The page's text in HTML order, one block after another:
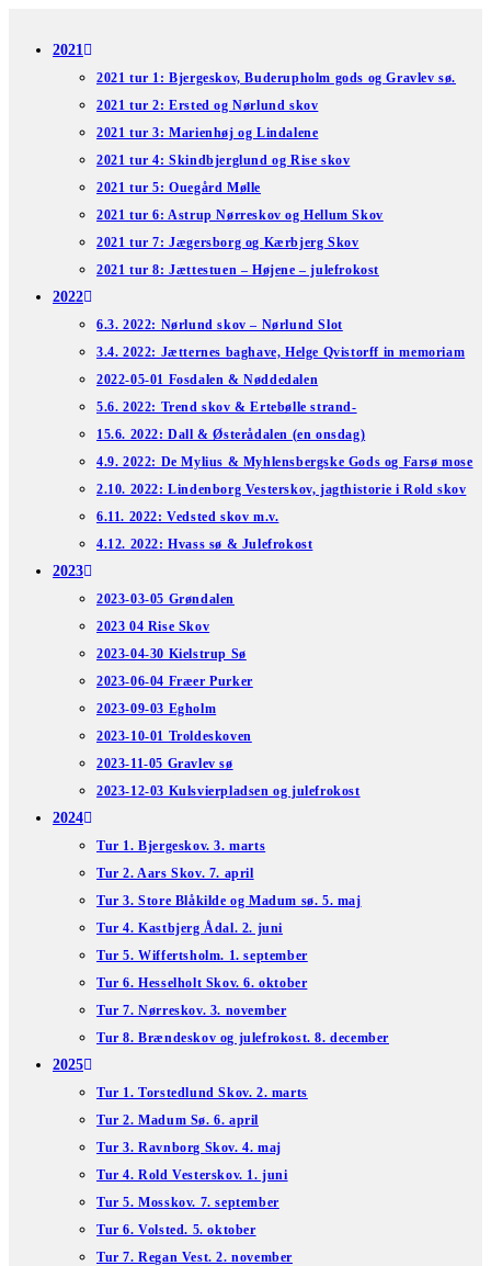
2021
2021 tur 1: Bjergeskov, Buderupholm gods og Gravlev sø.
2021 tur 2: Ersted og Nørlund skov
2021 tur 3: Marienhøj og Lindalene
2021 tur 4: Skindbjerglund og Rise skov
2021 tur 5: Ouegård Mølle
2021 tur 6: Astrup Nørreskov og Hellum Skov
2021 tur 7: Jægersborg og Kærbjerg Skov
2021 tur 8: Jættestuen – Højene – julefrokost
2022
6.3. 2022: Nørlund skov – Nørlund Slot
3.4. 2022: Jætternes baghave, Helge Qvistorff in memoriam
2022-05-01 Fosdalen & Nøddedalen
5.6. 2022: Trend skov & Ertebølle strand-
15.6. 2022: Dall & Østerådalen (en onsdag)
4.9. 2022: De Mylius & Myhlensbergske Gods og Farsø mose
2.10. 2022: Lindenborg Vesterskov, jagthistorie i Rold skov
6.11. 2022: Vedsted skov m.v.
4.12. 2022: Hvass sø & Julefrokost
2023
2023-03-05 Grøndalen
2023 04 Rise Skov
2023-04-30 Kielstrup Sø
2023-06-04 Fræer Purker
2023-09-03 Egholm
2023-10-01 Troldeskoven
2023-11-05 Gravlev sø
2023-12-03 Kulsvierpladsen og julefrokost
2024
Tur 1. Bjergeskov. 3. marts
Tur 2. Aars Skov. 7. april
Tur 3. Store Blåkilde og Madum sø. 5. maj
Tur 4. Kastbjerg Ådal. 2. juni
Tur 5. Wiffertsholm. 1. september
Tur 6. Hesselholt Skov. 6. oktober
Tur 7. Nørreskov. 3. november
Tur 8. Brændeskov og julefrokost. 8. december
2025
Tur 1. Torstedlund Skov. 2. marts
Tur 2. Madum Sø. 6. april
Tur 3. Ravnborg Skov. 4. maj
Tur 4. Rold Vesterskov. 1. juni
Tur 5. Mosskov. 7. september
Tur 6. Volsted. 5. oktober
Tur 7. Regan Vest. 2. november